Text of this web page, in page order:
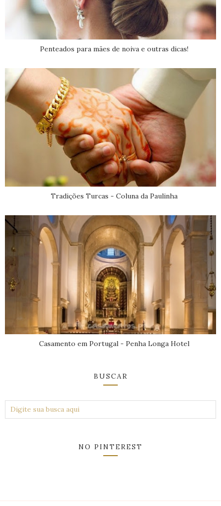
Penteados para mães de noiva e outras dicas!
Tradições Turcas - Coluna da Paulinha
Casamento em Portugal - Penha Longa Hotel
BUSCAR
NO PINTEREST